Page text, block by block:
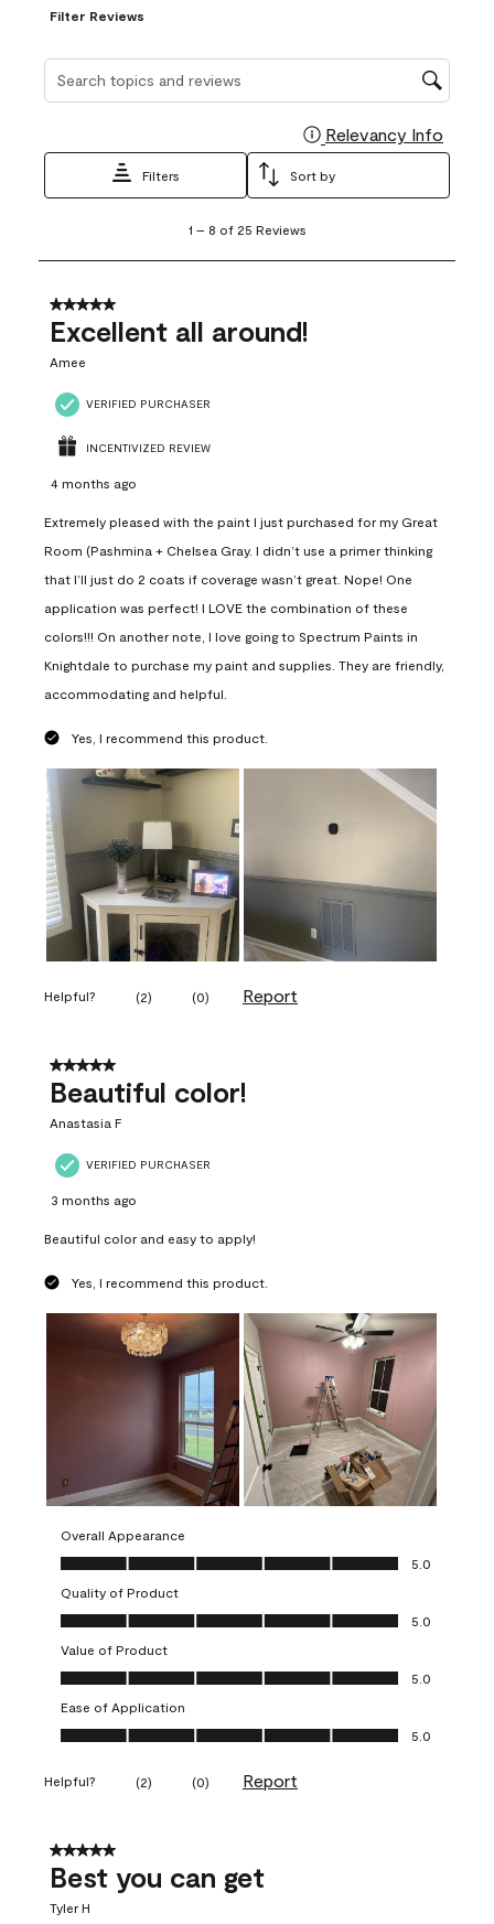
Filter Reviews
Relevancy Info
Filters Sort by
8
25
Reviews
1 – 8 of 25 Reviews
5 out of 5 stars.
Excellent all around!
Amee
VERIFIED PURCHASER
INCENTIVIZED REVIEW
4 months ago
Extremely pleased with the paint I just purchased for my Great
Room (Pashmina + Chelsea Gray. I didn’t use a primer thinking
that I’ll just do 2 coats if coverage wasn’t great. Nope! One
application was perfect! I LOVE the combination of these
colors!!! On another note, I love going to Spectrum Paints in
Knightdale to purchase my paint and supplies. They are friendly,
accommodating and helpful.
Yes, I recommend this product.
Helpful? (2) (0) Report
5 out of 5 stars.
Beautiful color!
Anastasia F
VERIFIED PURCHASER
3 months ago
Beautiful color and easy to apply!
Yes, I recommend this product.
Overall Appearance
Overall Appearance, 5.0 out of 5
5.0
Quality of Product
Quality of Product, 5.0 out of 5
5.0
Value of Product
Value of Product, 5.0 out of 5
5.0
Ease of Application
Ease of Application, 5.0 out of 5
5.0
Helpful? (2) (0) Report
5 out of 5 stars.
Best you can get
Tyler H